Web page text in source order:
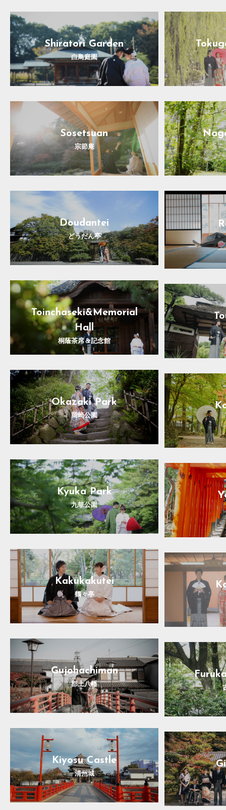
Shiratori Garden
白鳥庭園
Sosetsuan
宗節庵
Doudantei
どうだん亭
Toinchaseki&Memorial
Hall
桐蔭茶席＆記念館
Okazaki Park
岡崎公園
Kyuka Park
九華公園
Kakukakutei
鶴々亭
Gujohachiman
郡上八幡
Kiyosu Castle
清州城